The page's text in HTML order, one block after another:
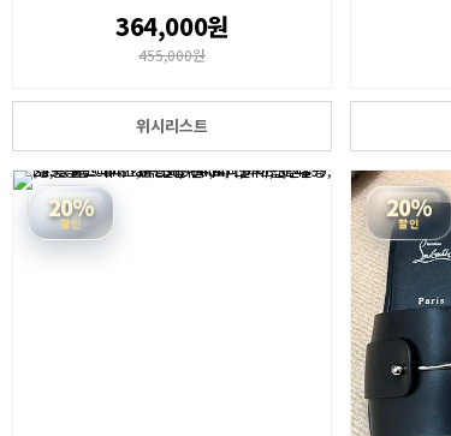
364,000원
455,000원
위시리스트
20%
할인
20%
할인